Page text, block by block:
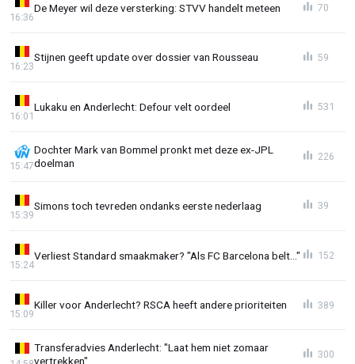
De Meyer wil deze versterking: STVV handelt meteen
16:36
70
Stijnen geeft update over dossier van Rousseau
16:23
59
Lukaku en Anderlecht: Defour velt oordeel
16:01
531
Dochter Mark van Bommel pronkt met deze ex-JPL
doelman
15:47
226
Simons toch tevreden ondanks eerste nederlaag
15:39
39
Verliest Standard smaakmaker? "Als FC Barcelona belt..."
15:24
152
Killer voor Anderlecht? RSCA heeft andere prioriteiten
15:09
389
Transferadvies Anderlecht: "Laat hem niet zomaar
vertrekken"
300